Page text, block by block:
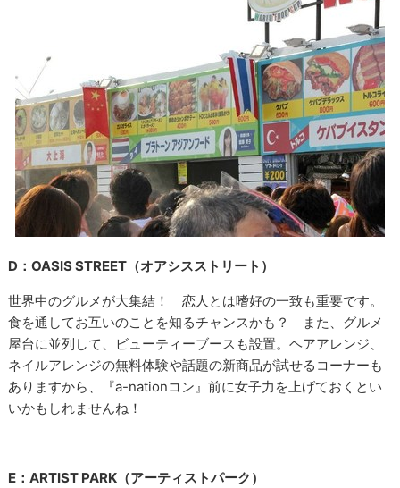
D：OASIS STREET（オアシスストリート）
世界中のグルメが大集結！ 恋人とは嗜好の一致も重要です。
食を通してお互いのことを知るチャンスかも？ また、グルメ
屋台に並列して、ビューティーブースも設置。ヘアアレンジ、
ネイルアレンジの無料体験や話題の新商品が試せるコーナーも
ありますから、『a-nationコン』前に女子力を上げておくとい
いかもしれませんね！
E：ARTIST PARK（アーティストパーク）